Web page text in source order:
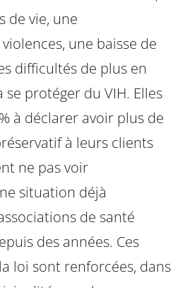
de vie, une
une baisse de
difficultés de plus en
protéger du VIH. Elles
à déclarer avoir plus de
à leurs clients
ne pas voir
situation déjà
de santé
des années. Ces
loi sont renforcées, dans